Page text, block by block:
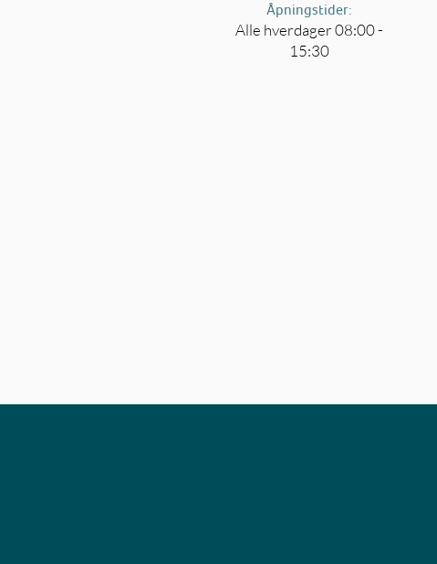
Åpningstider:
Alle hverdager 08:00 -
15:30